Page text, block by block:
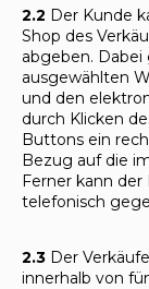
2.2 Der Kunde
Shop des
abgeben.
ausgewählten
und den
durch Klicken
Buttons ein
Bezug auf die
Ferner kann
telefonisch
2.3 Der
innerhalb von